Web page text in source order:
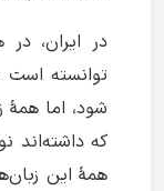
در ایران،
توانسته است
شود، اما همۀ
که داشته‌اند
همۀ این